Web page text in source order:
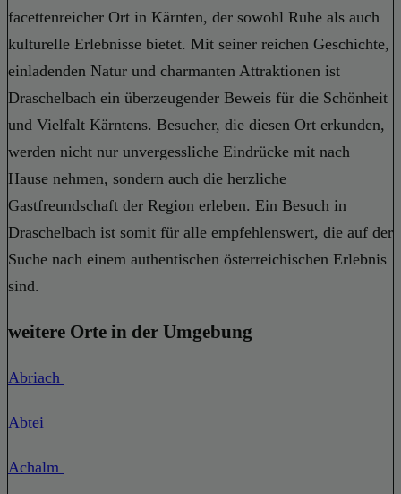
facettenreicher Ort in Kärnten, der sowohl Ruhe als auch
kulturelle Erlebnisse bietet. Mit seiner reichen Geschichte,
einladenden Natur und charmanten Attraktionen ist
Draschelbach ein überzeugender Beweis für die Schönheit
und Vielfalt Kärntens. Besucher, die diesen Ort erkunden,
werden nicht nur unvergessliche Eindrücke mit nach
Hause nehmen, sondern auch die herzliche
Gastfreundschaft der Region erleben. Ein Besuch in
Draschelbach ist somit für alle empfehlenswert, die auf der
Suche nach einem authentischen österreichischen Erlebnis
sind.
weitere Orte in der Umgebung
Abriach
Abtei
Achalm